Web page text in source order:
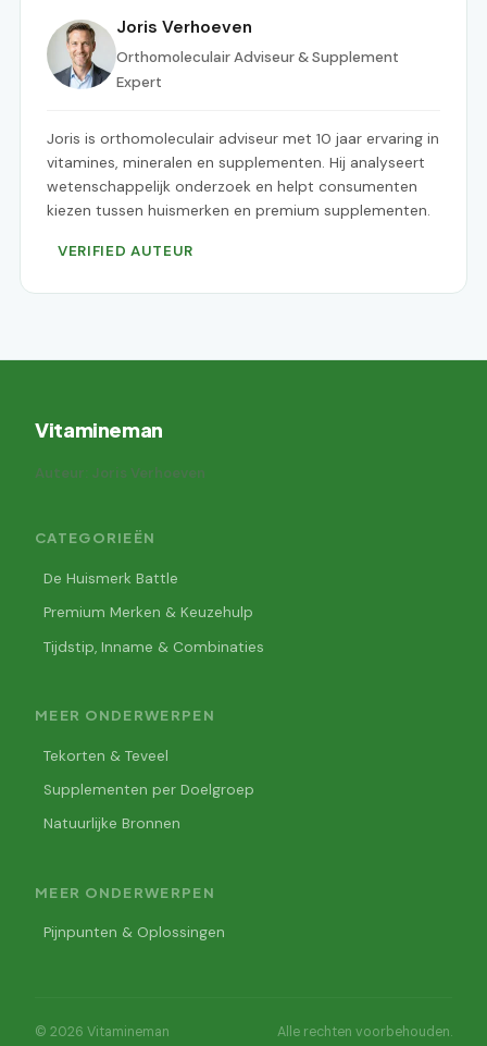
Joris Verhoeven
Orthomoleculair Adviseur & Supplement
Expert
Joris is orthomoleculair adviseur met 10 jaar ervaring in
vitamines, mineralen en supplementen. Hij analyseert
wetenschappelijk onderzoek en helpt consumenten
kiezen tussen huismerken en premium supplementen.
VERIFIED AUTEUR
Vitamineman
Auteur: Joris Verhoeven
CATEGORIEËN
De Huismerk Battle
Premium Merken & Keuzehulp
Tijdstip, Inname & Combinaties
MEER ONDERWERPEN
Tekorten & Teveel
Supplementen per Doelgroep
Natuurlijke Bronnen
MEER ONDERWERPEN
Pijnpunten & Oplossingen
© 2026 Vitamineman Alle rechten voorbehouden.